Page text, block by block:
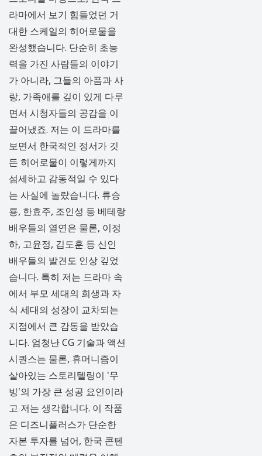
라마에서 보기 힘들었던 거
대한 스케일의 히어로물을
완성했습니다. 단순히 초능
력을 가진 사람들의 이야기
가 아니라, 그들의 아픔과 사
랑, 가족애를 깊이 있게 다루
면서 시청자들의 공감을 이
끌어냈죠. 저는 이 드라마를
보면서 한국적인 정서가 깃
든 히어로물이 이렇게까지
섬세하고 감동적일 수 있다
는 사실에 놀랐습니다. 류승
룡, 한효주, 조인성 등 베테랑
배우들의 열연은 물론, 이정
하, 고윤정, 김도훈 등 신인
배우들의 발견도 인상 깊었
습니다. 특히 저는 드라마 속
에서 부모 세대의 희생과 자
식 세대의 성장이 교차되는
지점에서 큰 감동을 받았습
니다. 엄청난 CG 기술과 액션
시퀀스는 물론, 휴머니즘이
살아있는 스토리텔링이 '무
빙'의 가장 큰 성공 요인이라
고 저는 생각합니다. 이 작품
은 디즈니플러스가 단순한
자본 투자를 넘어, 한국 콘텐